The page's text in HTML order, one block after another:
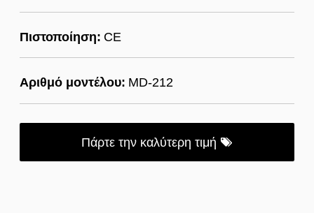
Πιστοποίηση: CE
Αριθμό μοντέλου: MD-212
Πάρτε την καλύτερη τιμή